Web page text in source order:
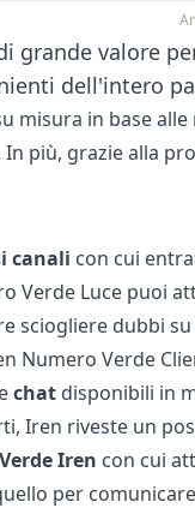
grande valore
dell'intero
misura in base
più, grazie alla
canali con cui
Verde Luce puoi
sciogliere dubbi
Numero Verde
chatdisponibili in
Iren riveste un
Iren con cui
per comunicare